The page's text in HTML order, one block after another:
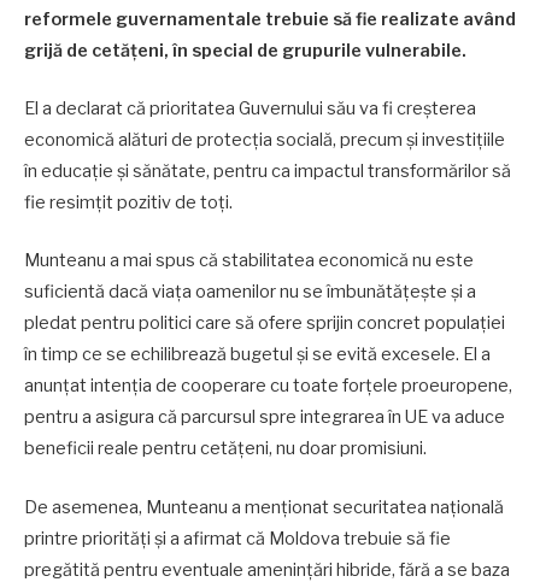
reformele guvernamentale trebuie să fie realizate având
grijă de cetățeni, în special de grupurile vulnerabile.
El a declarat că prioritatea Guvernului său va fi creșterea
economică alături de protecția socială, precum și investițiile
în educație și sănătate, pentru ca impactul transformărilor să
fie resimțit pozitiv de toți.
Munteanu a mai spus că stabilitatea economică nu este
suficientă dacă viața oamenilor nu se îmbunătățește și a
pledat pentru politici care să ofere sprijin concret populației
în timp ce se echilibrează bugetul și se evită excesele. El a
anunțat intenția de cooperare cu toate forțele proeuropene,
pentru a asigura că parcursul spre integrarea în UE va aduce
beneficii reale pentru cetățeni, nu doar promisiuni.
De asemenea, Munteanu a menționat securitatea națională
printre priorități și a afirmat că Moldova trebuie să fie
pregătită pentru eventuale amenințări hibride, fără a se baza